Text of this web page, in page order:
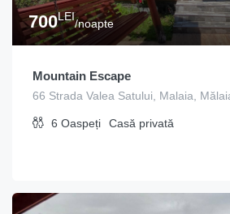
700LEI
/noapte
Mountain Escape
6 Oaspeți Casă privată